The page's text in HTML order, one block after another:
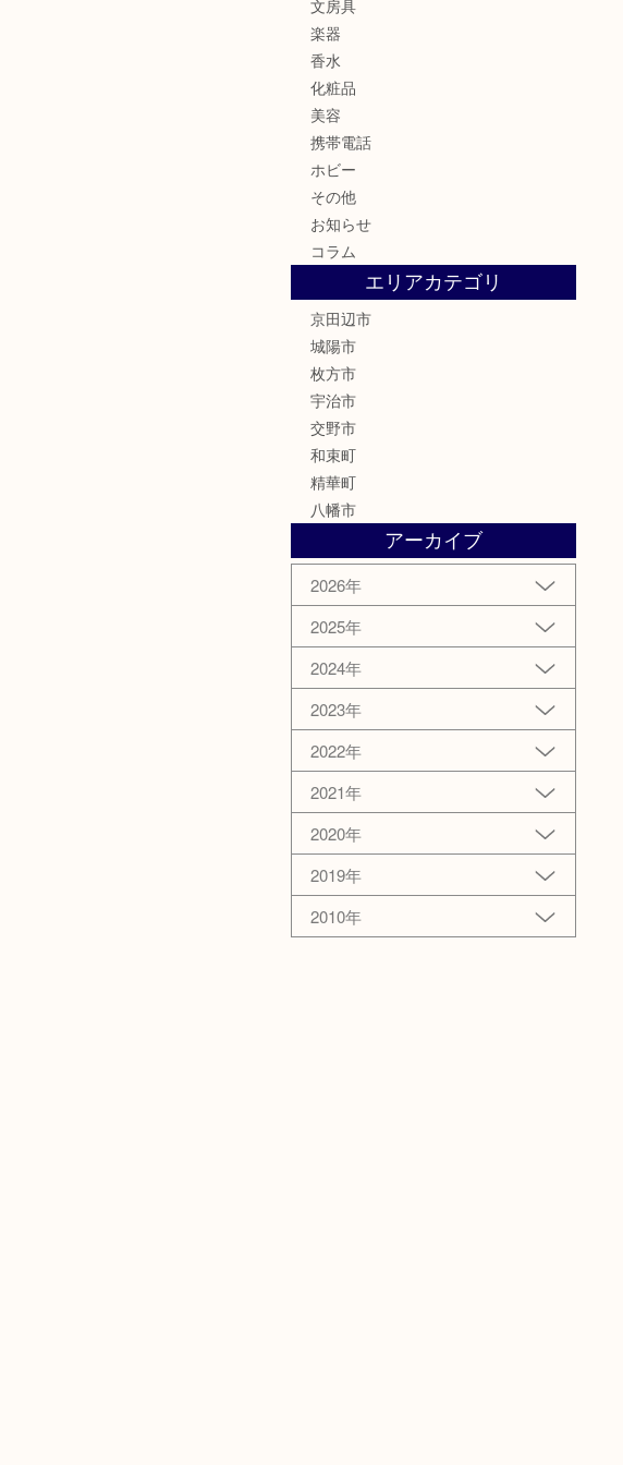
文房具
楽器
香水
化粧品
美容
携帯電話
ホビー
その他
お知らせ
コラム
エリアカテゴリ
京田辺市
城陽市
枚方市
宇治市
交野市
和束町
精華町
八幡市
アーカイブ
2026年
2025年
2024年
2023年
2022年
2021年
2020年
2019年
2010年